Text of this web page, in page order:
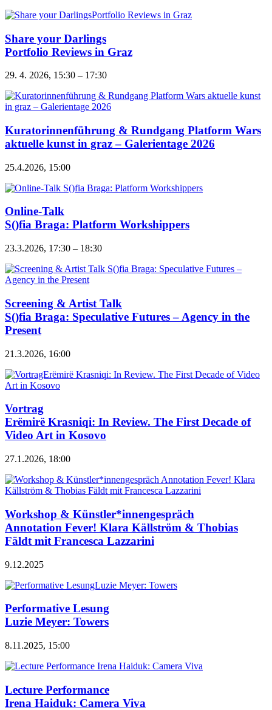
Share your Darlings
Portfolio Reviews in Graz
29. 4. 2026, 15:30 – 17:30
Kuratorinnenführung & Rundgang Platform Wars
aktuelle kunst in graz – Galerientage 2026
25.4.2026, 15:00
Online-Talk
S()fia Braga: Platform Workshippers
23.3.2026, 17:30 – 18:30
Screening & Artist Talk
S()fia Braga: Speculative Futures – Agency in the
Present
21.3.2026, 16:00
Vortrag
Erëmirë Krasniqi: In Review. The First Decade of
Video Art in Kosovo
27.1.2026, 18:00
Workshop & Künstler*innengespräch
Annotation Fever! Klara Källström & Thobias
Fäldt mit Francesca Lazzarini
9.12.2025
Performative Lesung
Luzie Meyer: Towers
8.11.2025, 15:00
Lecture Performance
Irena Haiduk: Camera Viva